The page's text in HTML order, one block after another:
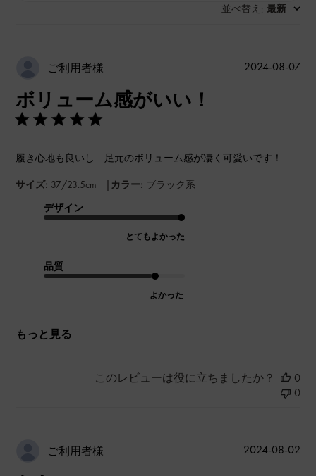
並べ替え : 最新
ご利用者様
ボリューム感がいい！
履き心地も良いし 足元のボリューム感が凄く可愛いです！
サイズ: 37/23.5cm | カラー: ブラック系
デザイン
とてもよかった
品質
よかった
もっと見る
公
2024-08-07
このレビューは役に立ちましたか？
0
0
ご利用者様
公
2024-08-02